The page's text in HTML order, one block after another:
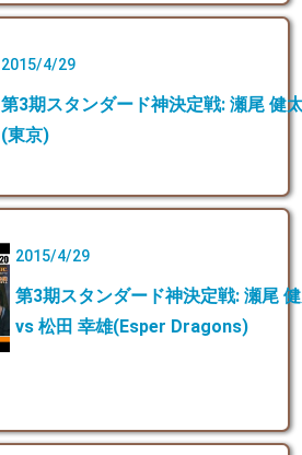
2015/4/29
第3期スタンダード神決定戦: 瀬尾 健
(東京)
2015/4/29
第3期スタンダード神決定戦: 瀬尾
vs 松田 幸雄(Esper Dragons)